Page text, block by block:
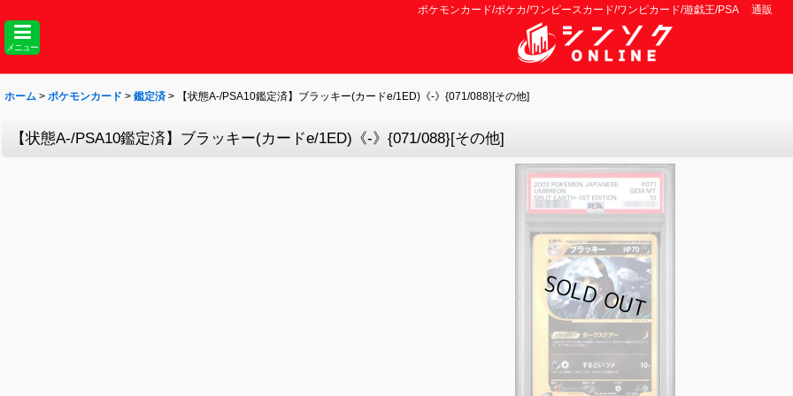
ポケモンカード/ポケカ/ワンピースカード/ワンピカード/遊戯王/PSA 通販
メニュー
ホーム > ポケモンカード > 鑑定済 > 【状態A-/PSA10鑑定済】ブラッキー(カードe/1ED)《-》{071/088}[その他]
【状態A-/PSA10鑑定済】ブラッキー(カードe/1ED)《-》{071/088}[その他]